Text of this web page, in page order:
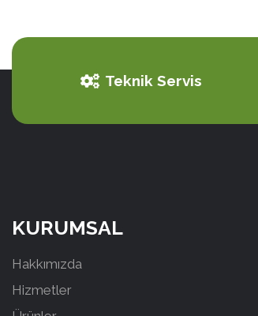
Teknik Servis
KURUMSAL
Hakkımızda
Hizmetler